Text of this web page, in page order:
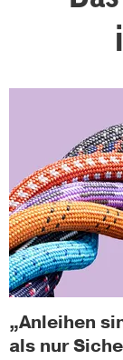
„Anleihen
als nur